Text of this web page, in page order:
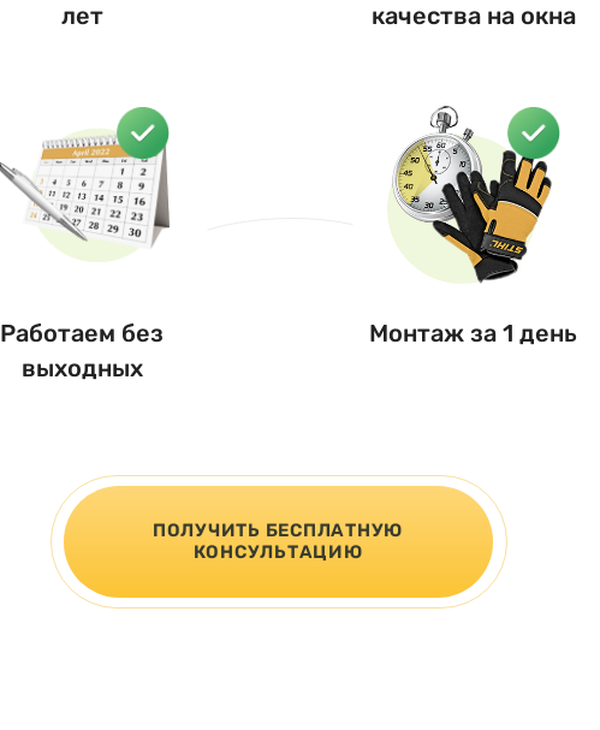
лет
качества на окна
Работаем без
выходных
Монтаж за 1 день
ПОЛУЧИТЬ БЕСПЛАТНУЮ
КОНСУЛЬТАЦИЮ